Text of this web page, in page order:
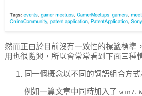
然而正由於目前沒有一致性的標籤標準
用也很隨興，所以會常常看到下面三種
同一個概念以不同的詞語組合方式
例如一篇文章中同時加入了 win7,